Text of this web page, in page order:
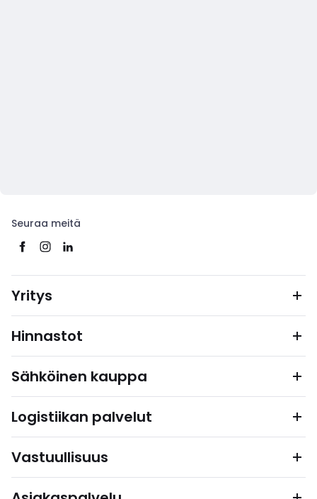
Seuraa meitä
Yritys
Hinnastot
Sähköinen kauppa
Logistiikan palvelut
Vastuullisuus